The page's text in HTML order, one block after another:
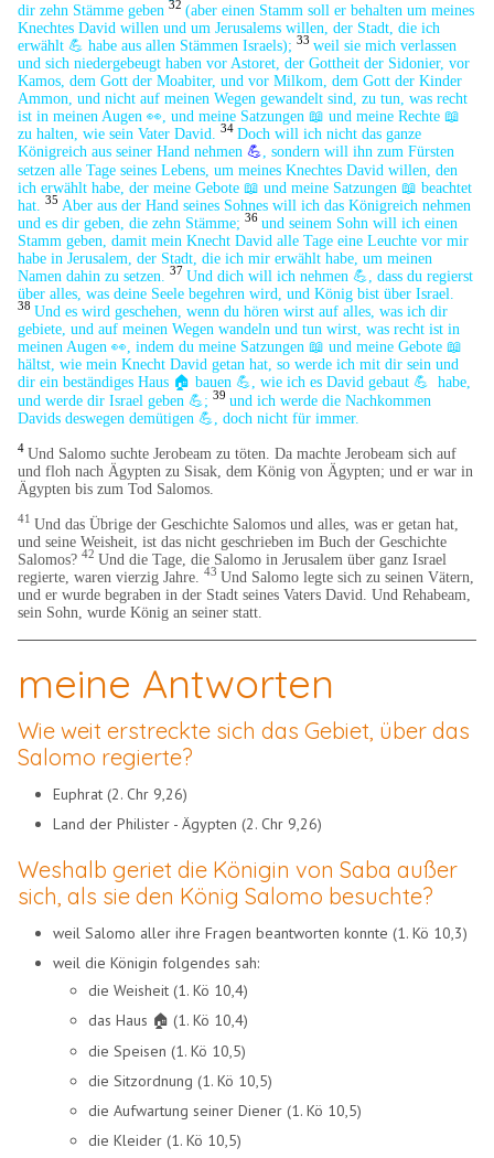
dir zehn Stämme geben32 (aber einen Stamm soll er behalten um meines
Knechtes David willen und um Jerusalems willen, der Stadt, die ich
erwählt 💪 habe aus allen Stämmen Israels);33weil sie mich verlassen
und sich niedergebeugt haben vor Astoret, der Gottheit der Sidonier, vor
Kamos, dem Gott der Moabiter, und vor Milkom, dem Gott der Kinder
Ammon, und nicht auf meinen Wegen gewandelt sind, zu tun, was recht
ist in meinen Augen 👀, und meine Satzungen 📖 und meine Rechte 📖
zu halten, wie sein Vater David.34Doch will ich nicht das ganze
Königreich aus seiner Hand nehmen💪 , sondern will ihn zum Fürsten
setzen alle Tage seines Lebens, um meines Knechtes David willen, den
ich erwählt habe, der meine Gebote📖und meine Satzungen📖 beachtet
hat.35 Aber aus der Hand seines Sohnes will ich das Königreich nehmen
und es dir geben, die zehn Stämme;36und seinem Sohn will ich einen
Stamm geben, damit mein Knecht David alle Tage eine Leuchte vor mir
habe in Jerusalem, der Stadt, die ich mir erwählt habe, um meinen
Namen dahin zu setzen.37Und dich will ich nehmen 💪, dass du regierst
über alles, was deine Seele begehren wird, und König bist über Israel.
38Und es wird geschehen, wenn du hören wirst auf alles, was ich dir
gebiete, und auf meinen Wegen wandeln und tun wirst, was recht ist in
meinen Augen 👀, indem du meine Satzungen 📖 und meine Gebote 📖
hältst, wie mein Knecht David getan hat, so werde ich mit dir sein und
dir ein beständiges Haus 🏠 bauen 💪, wie ich es David gebaut 💪 habe,
und werde dir Israel geben 💪; 39und ich werde die Nachkommen
Davids deswegen demütigen 💪, doch nicht für immer.
4Und Salomo suchte Jerobeam zu töten. Da machte Jerobeam sich auf
und floh nach Ägypten zu Sisak, dem König von Ägypten; und er war in
Ägypten bis zum Tod Salomos.
41Und das Übrige der Geschichte Salomos und alles, was er getan hat,
und seine Weisheit, ist das nicht geschrieben im Buch der Geschichte
Salomos?42Und die Tage, die Salomo in Jerusalem über ganz Israel
regierte, waren vierzig Jahre.43Und Salomo legte sich zu seinen Vätern,
und er wurde begraben in der Stadt seines Vaters David. Und Rehabeam,
sein Sohn, wurde König an seiner statt.
meine Antworten
Wie weit erstreckte sich das Gebiet, über das
Salomo regierte?
Euphrat (2. Chr 9,26)
Land der Philister - Ägypten (2. Chr 9,26)
Weshalb geriet die Königin von Saba außer
sich, als sie den König Salomo besuchte?
weil Salomo aller ihre Fragen beantworten konnte (1. Kö 10,3)
weil die Königin folgendes sah:
die Weisheit (1. Kö 10,4)
das Haus 🏠 ​(1. Kö 10,4)
die Speisen (1. Kö 10,5)
die Sitzordnung (1. Kö 10,5)
die Aufwartung seiner Diener (1. Kö 10,5)
die Kleider (1. Kö 10,5)